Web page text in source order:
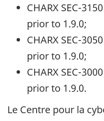
CHARX SEC-
prior to 1.9.0;
CHARX SEC-
prior to 1.9.0;
CHARX SEC-
prior to 1.9.0.
Le Centre pour la